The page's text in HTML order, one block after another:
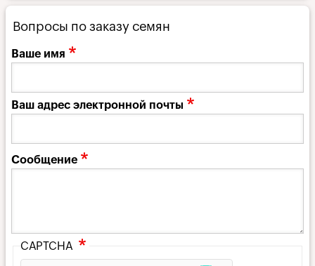
Вопросы по заказу семян
Ваше имя
Ваш адрес электронной почты
Сообщение
CAPTCHA